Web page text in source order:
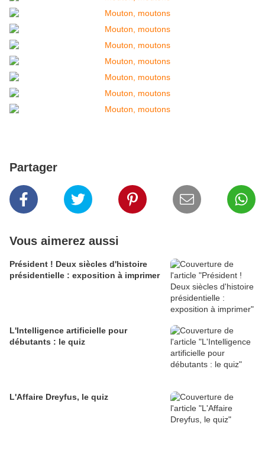
Partager
Vous aimerez aussi
Président ! Deux siècles d'histoire
présidentielle : exposition à imprimer
L'Intelligence artificielle pour
débutants : le quiz
L'Affaire Dreyfus, le quiz